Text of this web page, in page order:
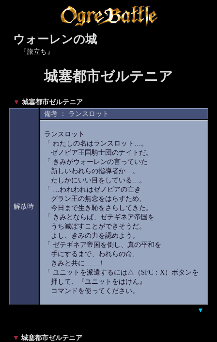
ウォーレンの城
『旅立ち』
城塞都市ゼルテニア
▼ 城塞都市ゼルテニア
解放時
備考 ： ランスロット
ランスロット
「 わたしの名はランスロット…。
ゼノビア王国騎士団のナイトだ。
「 きみがウォーレンの言っていた
新しいわれらの指導者か…。
たしかにいい目をしている…。
「 …われわれはゼノビアの亡き
グラン王の無念をはらすため、
今日まで生き恥をさらしてきた。
「 きみとならば、ゼテギネア帝国を
うち滅ぼすことができそうだ。
よし、きみの力を認めよう。
「 ゼテギネア帝国を倒し、真の平和を
手にするまで、われらの命、
きみと共に……！
「 ユニットを派遣するには△（SFC：X）ボタンを
押して、『ユニットをはけん』
コマンドを使ってください。
▼
▼ 城塞都市ゼルテニア